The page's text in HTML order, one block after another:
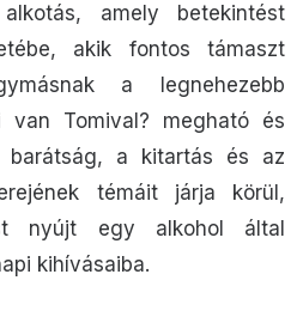
amely betekintést
akik fontos támaszt
a legnehezebb
van Tomival? megható és
barátság, a kitartás és az
témáit járja körül,
nyújt egy alkohol által
kihívásaiba.